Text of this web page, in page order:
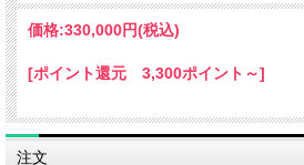
ューティーケアまで
この一台でオールイ
部位のモードを選び出力を上げるだけ
■自重エクササイズと合わせて使える、ハイブリッ
■フェイシャルケアに加えて頭皮ケアも実現
価格:330,000円(税込)
[ポイント還元 3,300ポイント～]
注文